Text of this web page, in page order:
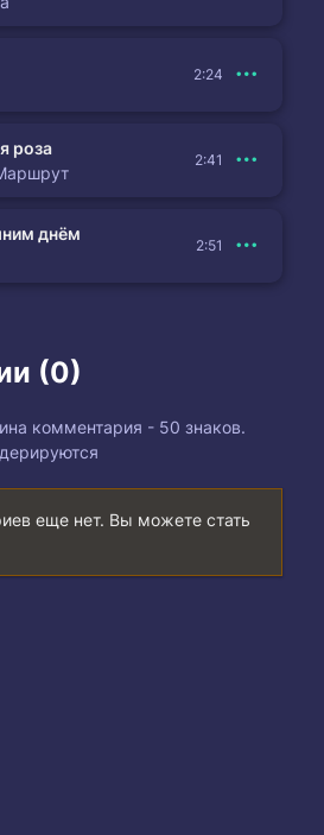
2:24
роза
2:41
днём
2:51
(0)
комментария - 50 знаков.
еще нет. Вы можете стать